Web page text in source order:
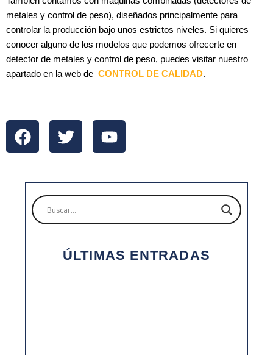
metales y control de peso), diseñados principalmente para
controlar la producción bajo unos estrictos niveles. Si quieres
conocer alguno de los modelos que podemos ofrecerte en
detector de metales y control de peso, puedes visitar nuestro
apartado en la web de CONTROL DE CALIDAD.
ÚLTIMAS ENTRADAS